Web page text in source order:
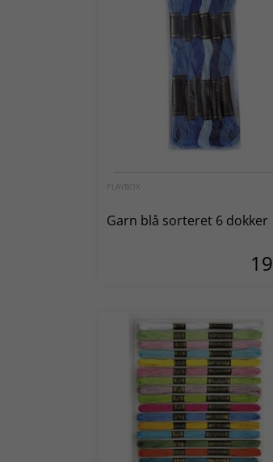
PLAYBOX
Garn blå sorteret 6 dokker
19